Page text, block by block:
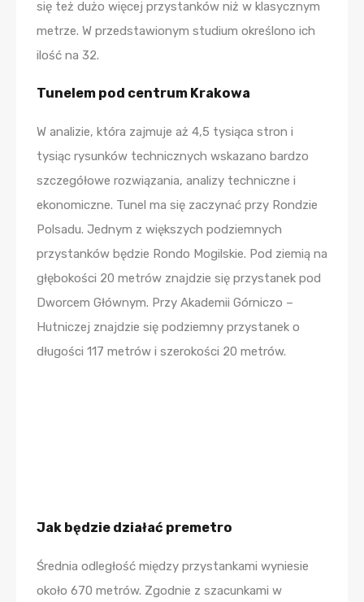
się też dużo więcej przystanków niż w klasycznym
metrze. W przedstawionym studium określono ich
ilość na 32.
Tunelem pod centrum Krakowa
W analizie, która zajmuje aż 4,5 tysiąca stron i
tysiąc rysunków technicznych wskazano bardzo
szczegółowe rozwiązania, analizy techniczne i
ekonomiczne. Tunel ma się zaczynać przy Rondzie
Polsadu. Jednym z większych podziemnych
przystanków będzie Rondo Mogilskie. Pod ziemią na
głębokości 20 metrów znajdzie się przystanek pod
Dworcem Głównym. Przy Akademii Górniczo –
Hutniczej znajdzie się podziemny przystanek o
długości 117 metrów i szerokości 20 metrów.
Jak będzie działać premetro
Średnia odległość między przystankami wyniesie
około 670 metrów. Zgodnie z szacunkami w